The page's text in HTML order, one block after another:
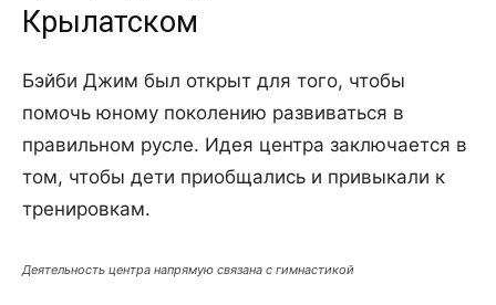
Крылатском
Бэйби Джим был открыт для того, чтобы
помочь юному поколению развиваться в
правильном русле. Идея центра заключается в
том, чтобы дети приобщались и привыкали к
тренировкам.
Деятельность центра напрямую связана с гимнастикой